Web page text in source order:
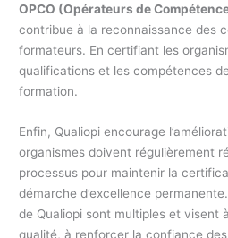
OPCO (Opérateurs de
contribue à la reconnaissance des
formateurs. En certifiant les
qualifications et les compétences
formation.
Enfin, Qualiopi encourage
organismes doivent régulièrement
processus pour maintenir la
démarche d’excellence
de Qualiopi sont multiples et visent
qualité, à renforcer la confiance